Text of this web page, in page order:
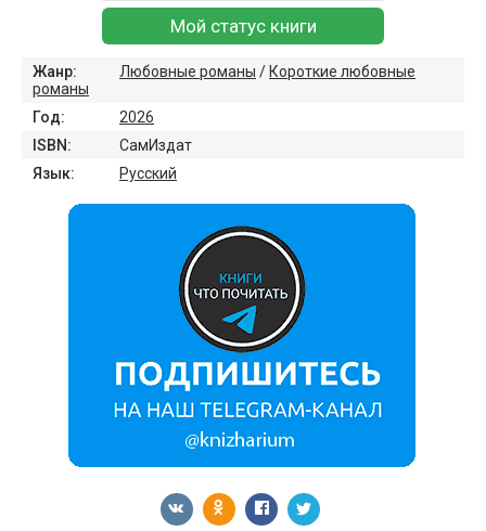
Мой статус книги
Жанр: Любовные романы / Короткие любовные
романы
Год:
2026
ISBN:
СамИздат
Язык:
Русский